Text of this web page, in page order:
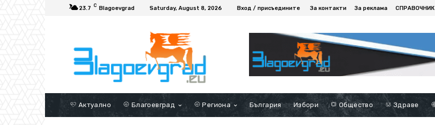
23.7 C Blagoevgrad Saturday, August 8, 2026 Вход / присъедините За контакти За реклама СПРАВОЧНИК
Актуално Благоевград Региона България Избори Общество Здраве